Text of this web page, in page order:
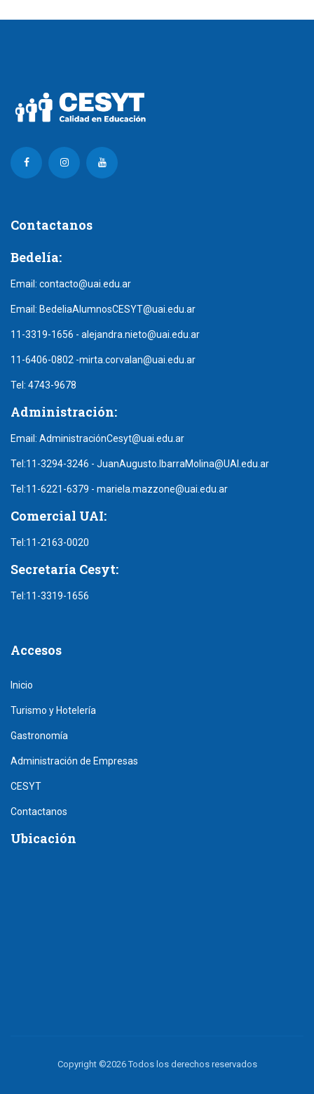
Contactanos
Bedelía:
Email: contacto@uai.edu.ar
Email: BedeliaAlumnosCESYT@uai.edu.ar
11-3319-1656 - alejandra.nieto@uai.edu.ar
11-6406-0802 -mirta.corvalan@uai.edu.ar
Tel: 4743-9678
Administración:
Email: AdministraciónCesyt@uai.edu.ar
Tel:11-3294-3246 - JuanAugusto.IbarraMolina@UAI.edu.ar
Tel:11-6221-6379 - mariela.mazzone@uai.edu.ar
Comercial UAI:
Tel:11-2163-0020
Secretaría Cesyt:
Tel:11-3319-1656
Accesos
Inicio
Turismo y Hotelería
Gastronomía
Administración de Empresas
CESYT
Contactanos
Ubicación
Copyright ©2026 Todos los derechos reservados